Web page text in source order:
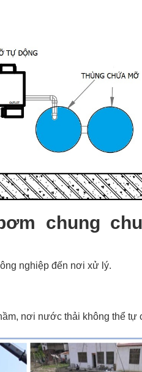
chung
nghiệp đến nơi xử lý.
nơi nước thải không thể tự